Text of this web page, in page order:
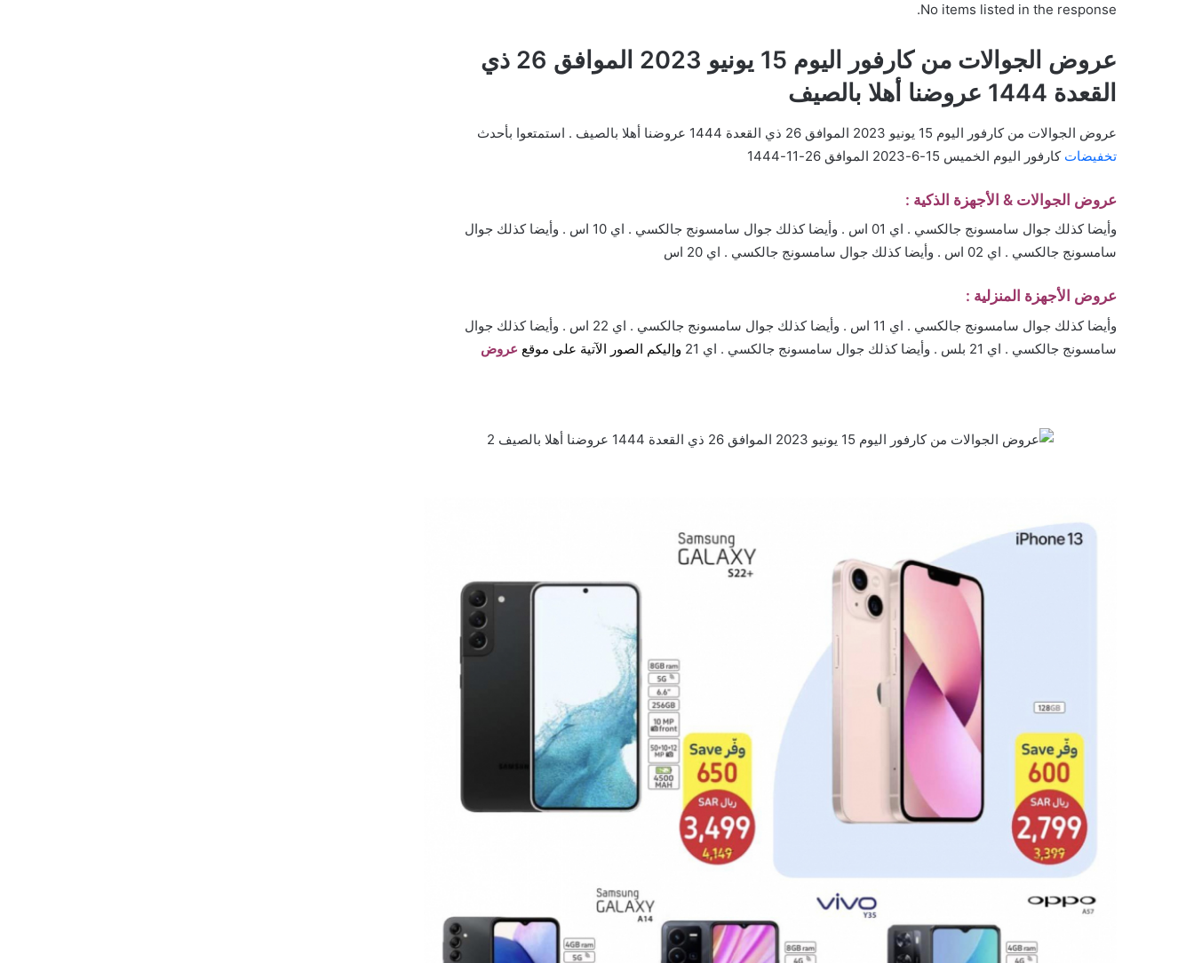
No items listed in the response.
عروض الجوالات من كارفور اليوم 15 يونيو 2023 الموافق 26 ذي
القعدة 1444 عروضنا أهلا بالصيف
عروض الجوالات من كارفور اليوم 15 يونيو 2023 الموافق 26 ذي القعدة 1444 عروضنا أهلا بالصيف . استمتعوا بأحدث
تخفيضات كارفور اليوم الخميس 15-6-2023 الموافق 26-11-1444
عروض الجوالات & الأجهزة الذكية :
وأيضا كذلك جوال سامسونج جالكسي . اي 01 اس . وأيضا كذلك جوال سامسونج جالكسي . اي 10 اس . وأيضا كذلك جوال
سامسونج جالكسي . اي 02 اس . وأيضا كذلك جوال سامسونج جالكسي . اي 20 اس
عروض الأجهزة المنزلية :
وأيضا كذلك جوال سامسونج جالكسي . اي 11 اس . وأيضا كذلك جوال سامسونج جالكسي . اي 22 اس . وأيضا كذلك جوال
سامسونج جالكسي . اي 21 بلس . وأيضا كذلك جوال سامسونج جالكسي . اي 21
وإليكم الصور الآتية على موقع عروض